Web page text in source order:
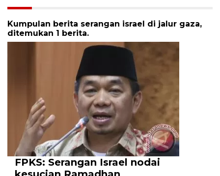
Kumpulan berita serangan israel di jalur gaza,
ditemukan 1 berita.
FPKS: Serangan Israel nodai